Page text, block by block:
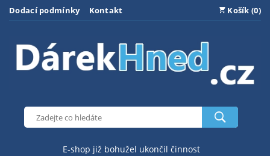
Dodací podmínky Kontakt Košík (0)
E-shop již bohužel ukončil činnost